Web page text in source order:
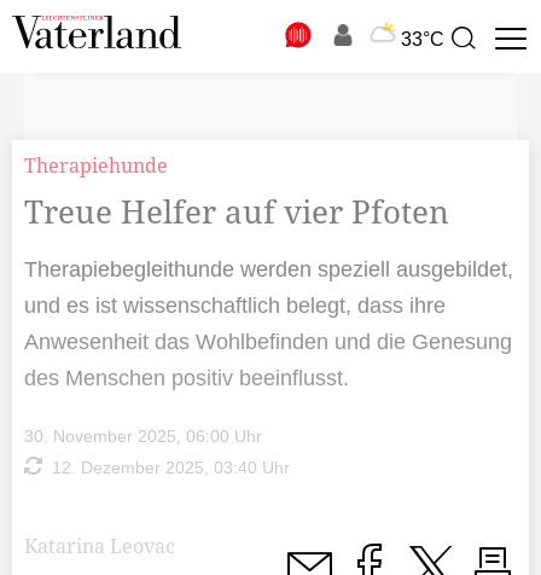
33°C
Suchbegriff
Therapiehunde
Treue Helfer auf vier Pfoten
Therapiebegleithunde werden speziell ausgebildet,
und es ist wissenschaftlich belegt, dass ihre
Anwesenheit das Wohlbefinden und die Genesung
des Menschen positiv beeinflusst.
30. November 2025, 06:00 Uhr
12. Dezember 2025, 03:40 Uhr
Katarina Leovac